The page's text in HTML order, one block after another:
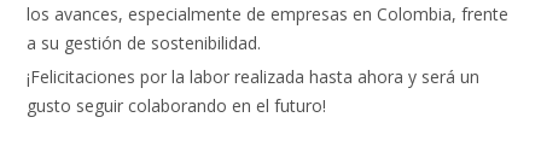
los avances, especialmente de empresas en Colombia, frente
a su gestión de sostenibilidad.
¡Felicitaciones por la labor realizada hasta ahora y será un
gusto seguir colaborando en el futuro!